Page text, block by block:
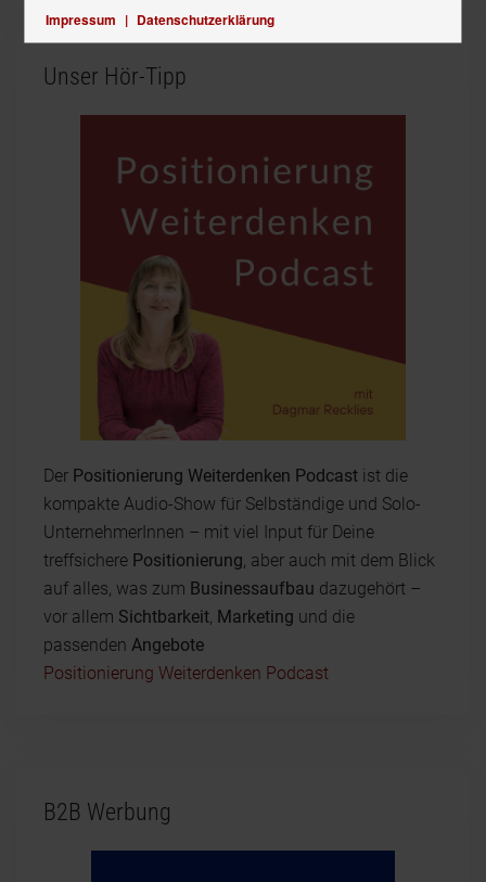
Unser Hör-Tipp
Der Positionierung Weiterdenken Podcast ist die
kompakte Audio-Show für Selbständige und Solo-
UnternehmerInnen – mit viel Input für Deine
treffsichere Positionierung , aber auch mit dem Blick
auf alles, was zum Businessaufbau dazugehört –
vor allem Sichtbarkeit Marketing und die
passenden Angebote
Positionierung Weiterdenken Podcast
B2B Werbung
Impressum | Datenschutzerklärung